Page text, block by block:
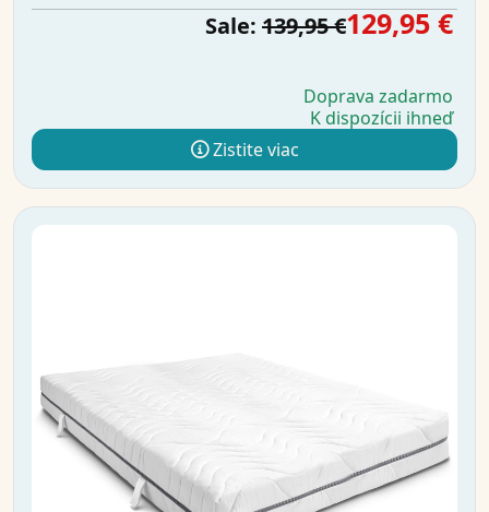
Sale: 139,95 €129,95 €
Doprava zadarmo
K dispozícii ihneď
Zistite viac